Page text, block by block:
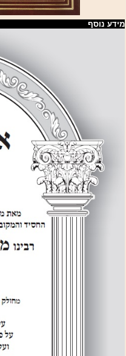
מידע נוסף